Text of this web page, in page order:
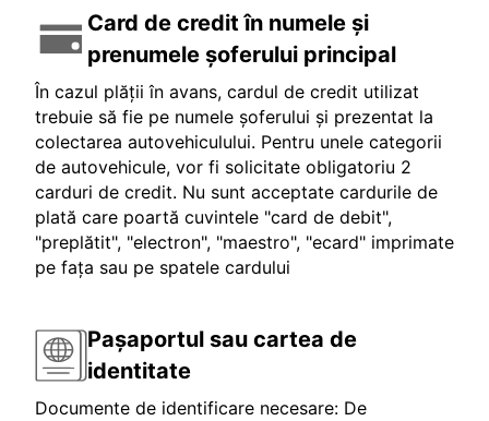
Card de credit în numele și
prenumele șoferului principal
În cazul plății în avans, cardul de credit utilizat
trebuie să fie pe numele șoferului și prezentat la
colectarea autovehiculului. Pentru unele categorii
de autovehicule, vor fi solicitate obligatoriu 2
carduri de credit. Nu sunt acceptate cardurile de
plată care poartă cuvintele "card de debit",
"preplătit", "electron", "maestro", "ecard" imprimate
pe fața sau pe spatele cardului
Pașaportul sau cartea de
identitate
Documente de identificare necesare: De